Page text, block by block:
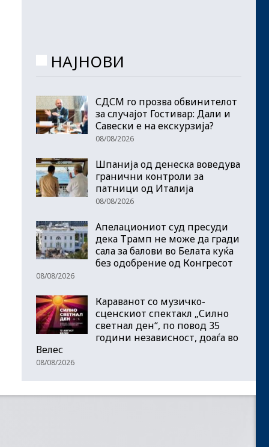
НАЈНОВИ
СДСМ го прозва обвинителот
за случајот Гостивар: Дали и
Савески е на екскурзија?
08/08/2026
Шпанија од денеска воведува
гранични контроли за
патници од Италија
08/08/2026
Апелациониот суд пресуди
дека Трамп не може да гради
сала за балови во Белата куќа
без одобрение од Конгресот
08/08/2026
Караванот со музичкo-
сценскиот спектакл „Силно
светнал ден“, по повод 35
години независност, доаѓа во
Велес
08/08/2026